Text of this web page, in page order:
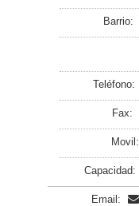
Barrio:
Teléfono:
Fax:
Movil:
Capacidad:
Email: